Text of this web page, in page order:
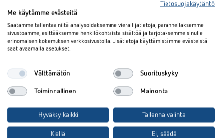
Information Notice
PDF
theLuxa S360 BK-Information
Notice EU Data Act (46,6 kB)
Tietosuojakäytäntö
Me käytämme evästeitä
Saatamme tallentaa niitä analysoidaksemme vierailijatietoja, parannellaksemme
sivustoamme, esittääksemme henkilökohtaista sisältöä ja tarjotaksemme sinulle
erinomaisen kokemuksen verkkosivustolla. Lisätietoja käyttämistämme evästeistä
saat avaamalla asetukset.
Välttämätön Suorituskyky
Toiminnallinen Mainonta
Hyväksy kaikki Tallenna valinta
Kiellä Ei, säädä